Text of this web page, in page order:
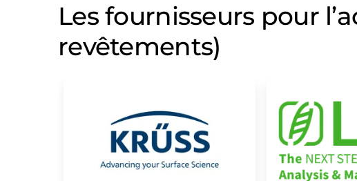
Les fournisseurs pour
revêtements)